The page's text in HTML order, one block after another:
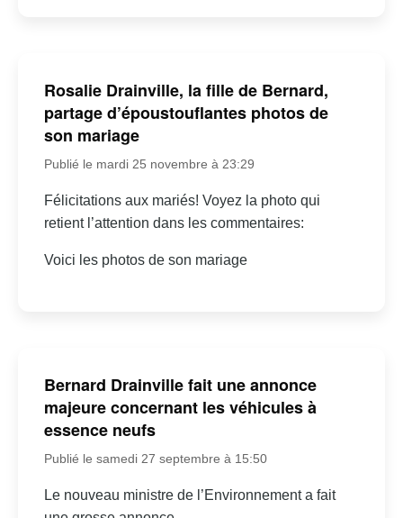
Rosalie Drainville, la fille de Bernard,
partage d’époustouflantes photos de
son mariage
Publié le mardi 25 novembre à 23:29
Félicitations aux mariés! Voyez la photo qui
retient l’attention dans les commentaires:
Voici les photos de son mariage
Bernard Drainville fait une annonce
majeure concernant les véhicules à
essence neufs
Publié le samedi 27 septembre à 15:50
Le nouveau ministre de l’Environnement a fait